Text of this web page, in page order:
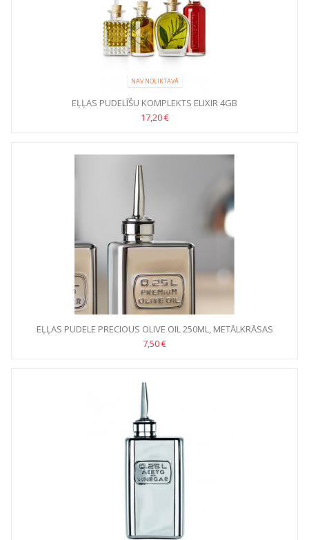
NAV NOLIKTAVĀ
EĻĻAS PUDELĪŠU KOMPLEKTS ELIXIR 4GB
17,20 €
EĻĻAS PUDELE PRECIOUS OLIVE OIL 250ML, METĀLKRĀSAS
7,50 €